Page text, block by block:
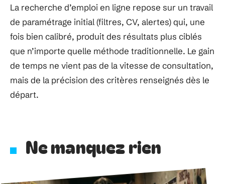
La recherche d’emploi en ligne repose sur un travail
de paramétrage initial (filtres, CV, alertes) qui, une
fois bien calibré, produit des résultats plus ciblés
que n’importe quelle méthode traditionnelle. Le gain
de temps ne vient pas de la vitesse de consultation,
mais de la précision des critères renseignés dès le
départ.
Ne manquez rien